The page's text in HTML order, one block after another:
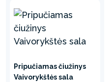
Pripučiamas čiužinys
Vaivorykštės sala